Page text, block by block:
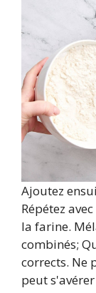
Ajoutez
Répétez
la farine.
combinés;
corrects. Ne
peut